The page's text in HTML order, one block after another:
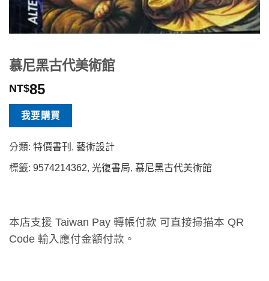
慕尼黑古代美術館
NT$85
我要購買
分類: 特價書刊 , 藝術設計
標籤: 9574214362, 光復書局, 慕尼黑古代美術館
本店支援 Taiwan Pay 轉帳付款 可直接掃描本 QR
Code 輸入應付金額付款。